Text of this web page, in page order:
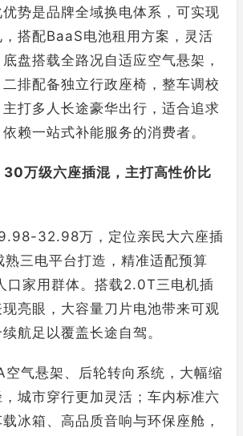
势是品牌全域换电体系，可实现
搭配BaaS电池租用方案，灵活
盘搭载全路况自适应空气悬架，
排配备独立行政座椅，整车调校
打多人长途豪华出行，适合追求
赖一站式补能服务的消费者。
万级六座插混，主打高性价比
32.98万，定位亲民大六座插
三电平台打造，精准适配预算
口家用群体。搭载2.0T三电机插
亮眼，大容量刀片电池带来可观
航足以覆盖长途自驾。
气悬架、后轮转向系统，大幅缩
城市穿行更加灵活；车内标准六
冰箱、高品质音响与环保座舱，